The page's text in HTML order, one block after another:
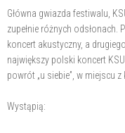
Główna gwiazda festiwalu,
zupełnie różnych odsłonach.
koncert akustyczny, a
największy polski koncert
powrót „u siebie”, w miejscu
Wystąpią: